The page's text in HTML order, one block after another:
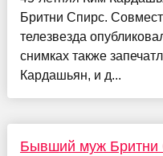
Бритни Спирс.
телезвезда
снимках также
Кардашьян, и д...
Бывший муж Бритни